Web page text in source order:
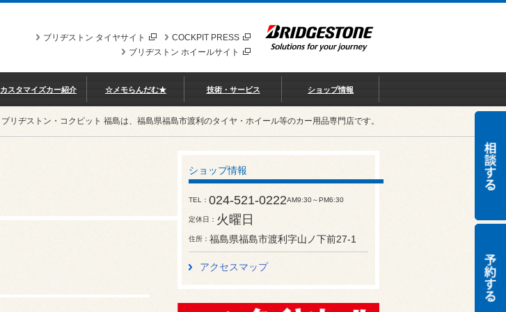
COCKPIT PRESS
ブリヂストン タイヤサイト
ブリヂストン ホイールサイト
カスタマイズカー紹介 ☆メモらんだむ★ 技術・サービス ショップ情報
ブリヂストン・コクピット 福島は、福島県福島市渡利のタイヤ・ホイール等のカー用品専門店です。
ショップ情報
TEL 024-521-0222AM9:30～PM6:30
定休日 火曜日
住所 福島県福島市渡利字山ノ下前27-1
アクセスマップ